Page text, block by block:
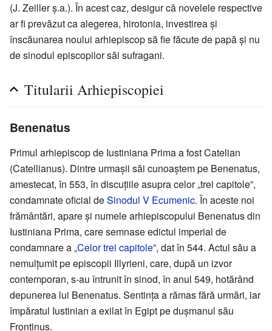
(J. Zeiller ș.a.). În acest caz, desigur că novelele respective
ar fi prevăzut ca alegerea, hirotonia, investirea și
înscăunarea noului arhiepiscop să fie făcute de papă și nu
de sinodul episcopilor săi sufragani.
Titularii Arhiepiscopiei
Benenatus
Primul arhiepiscop de Iustiniana Prima a fost Catelian
(Catellianus). Dintre urmașii săi cunoaștem pe Benenatus,
amestecat, în 553, în discuțiile asupra celor „trei capitole”,
condamnate oficial deSinodul V Ecumenic. În aceste noi
frământări, apare și numele arhiepiscopului Benenatus din
Iustiniana Prima, care semnase edictul imperial de
condamnare a „Celor trei capitole”, dat în 544. Actul său a
nemulțumit pe episcopii Illyrieni, care, după un izvor
contemporan, s-au întrunit în sinod, în anul 549, hotărând
depunerea lui Benenatus. Sentința a rămas fără urmări, iar
împăratul Iustinian a exilat în Egipt pe dușmanul său
Frontinus.